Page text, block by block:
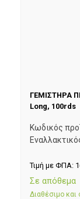
ΓΕΜΙΣΤΗΡΑ
Long, 100rds
Κωδικός
Τιμή με ΦΠΑ:
Σε απόθεμα
Διαθέσιμο